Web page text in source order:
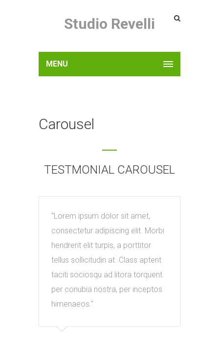
Studio Revelli
MENU
Carousel
TESTMONIAL CAROUSEL
Lorem ipsum dolor sit amet,
consectetur adipiscing elit. Morbi
hendrerit elit turpis, a porttitor
tellus sollicitudin at. Class aptent
taciti sociosqu ad litora torquent
per conubia nostra, per inceptos
himenaeos.